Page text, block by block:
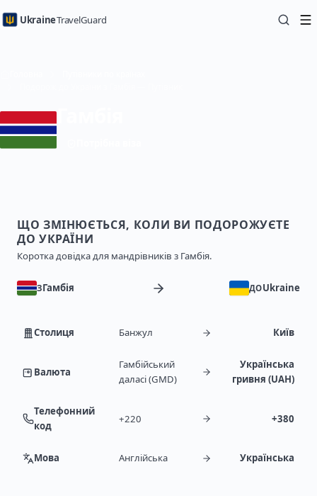
UkraineTravelGuard
ЩО ЗМІНЮЄТЬСЯ, КОЛИ ВИ ПОДОРОЖУЄТЕ
ДО УКРАЇНИ
Коротка довідка для мандрівників з Гамбія.
ЗГамбія ДОUkraine
Столиця Банжул Київ
Валюта
Гамбійський
даласі (GMD)
Українська
гривня (UAH)
Телефонний
код
+220 +380
Мова Англійська Українська